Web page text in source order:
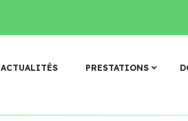
ACTUALITÉS PRESTATIONS
N s pre